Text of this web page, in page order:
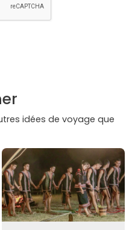
idées de voyage que